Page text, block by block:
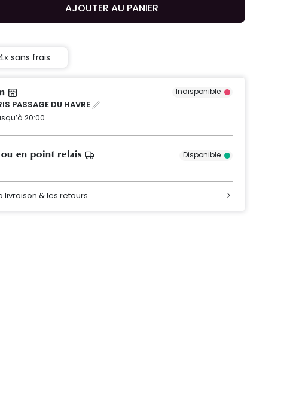
AJOUTER AU PANIER
sans frais
Indisponible
PASSAGE DU HAVRE
20:00
en point relais Disponible
livraison & les retours